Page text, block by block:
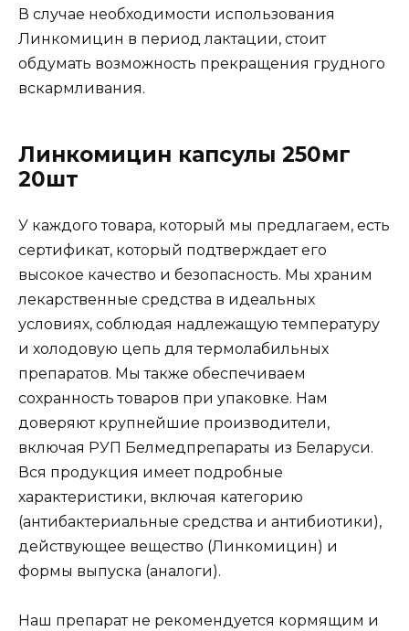
В случае необходимости использования
Линкомицин в период лактации, стоит
обдумать возможность прекращения грудного
вскармливания.
Линкомицин капсулы 250мг
20шт
У каждого товара, который мы предлагаем, есть
сертификат, который подтверждает его
высокое качество и безопасность. Мы храним
лекарственные средства в идеальных
условиях, соблюдая надлежащую температуру
и холодовую цепь для термолабильных
препаратов. Мы также обеспечиваем
сохранность товаров при упаковке. Нам
доверяют крупнейшие производители,
включая РУП Белмедпрепараты из Беларуси.
Вся продукция имеет подробные
характеристики, включая категорию
(антибактериальные средства и антибиотики),
действующее вещество (Линкомицин) и
формы выпуска (аналоги).
Наш препарат не рекомендуется кормящим и